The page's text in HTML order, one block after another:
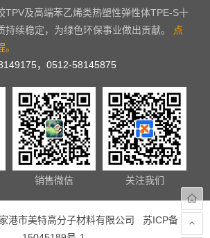
TPV及高端苯乙烯类热塑性弹性体TPE-S十
持续稳定，为绿色环保事业做出贡献。 点
，0512-58145875
销售微信 关注我们
港市美特高分子材料有限公司 苏ICP备